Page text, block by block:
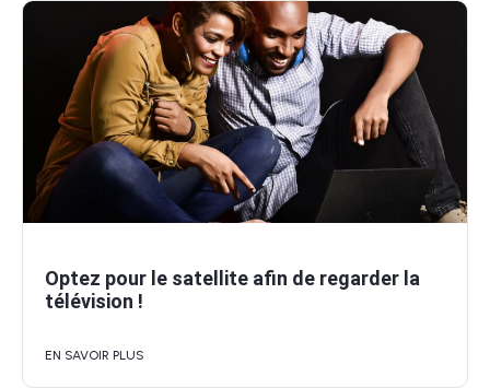
Optez pour le satellite afin de regarder la
télévision !
EN SAVOIR PLUS